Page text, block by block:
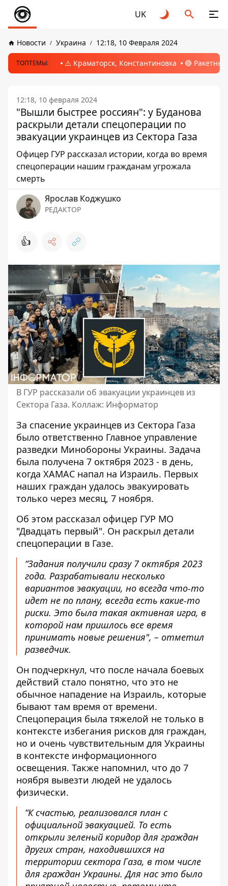
UK
Новости Украина 12:18, 10 Февраля 2024
ТОПТЕМЫ: ⚠️ Краматорск, Константиновка 🔴
12:18, 10 февраля 2024
"Вышли быстрее россиян": у Буданова
раскрыли детали спецоперации по
эвакуации украинцев из Сектора Газа
Офицер ГУР рассказал истории, когда во время
спецоперации нашим гражданам угрожала
смерть
Ярослав Коджушко
РЕДАКТОР
👍
В ГУР рассказали об эвакуации украинцев из
Сектора Газа. Коллаж: Информатор
За спасение украинцев из Сектора Газа
было ответственно Главное управление
разведки Минобороны Украины. Задача
была получена 7 октября 2023 - в день,
когда ХАМАС напал на Израиль. Первых
наших граждан удалось эвакуировать
только через месяц, 7 ноября.
Об этом рассказал офицер ГУР МО
"Двадцать первый". Он раскрыл детали
спецоперации в Газе.
“Задания получили сразу 7 октября 2023
года. Разрабатывали несколько
вариантов эвакуации, но всегда что-то
идет не по плану, всегда есть какие-то
риски. Это была такая активная игра, в
которой нам пришлось все время
принимать новые решения", – отметил
разведчик.
Он подчеркнул, что после начала боевых
действий стало понятно, что это не
обычное нападение на Израиль, которые
бывают там время от времени.
Спецоперация была тяжелой не только в
контексте избегания рисков для граждан,
но и очень чувствительным для Украины
в контексте информационного
освещения. Также напомнил, что до 7
ноября вывезти людей не удалось
физически.
“К счастью, реализовался план с
официальной эвакуацией. То есть
открыли зеленый коридор для граждан
других стран, находившихся на
территории сектора Газа, в том числе
для граждан Украины. Для нас это было